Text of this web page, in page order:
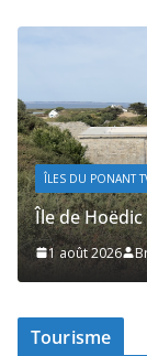
ÎLES DU PONANT
Île de
1 août 2026
Tourisme